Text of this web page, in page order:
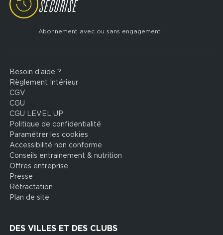
SÉCURISÉ
Abonnement avec ou sans engagement
Footer
legal
Besoin d’aide ?
Règlement Intérieur
CGV
CGU
CGU LEVEL UP
Politique de confidentialité
Paramétrer les cookies
Accessibilité non conforme
Conseils entrainement & nutrition
Offres entreprise
Presse
Rétractation
Plan de site
DES VILLES ET DES CLUBS